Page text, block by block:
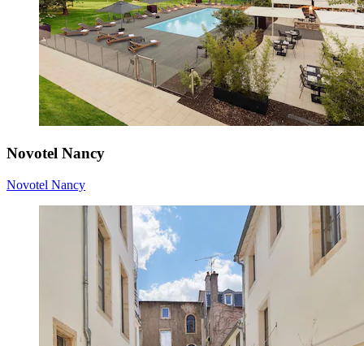
Novotel Nancy
Novotel Nancy